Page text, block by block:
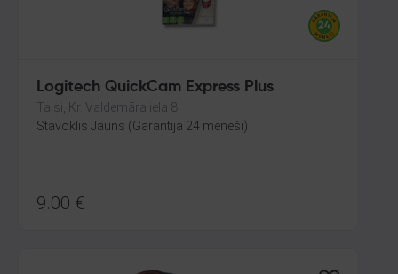
Logitech QuickCam Express Plus
Talsi, Kr. Valdemāra iela 8
Stāvoklis Jauns (Garantija 24 mēneši)
9.00 €